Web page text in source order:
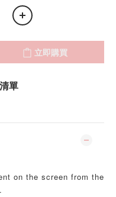
立即購買
單
on the screen from the